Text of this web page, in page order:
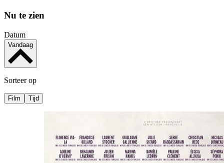
Nu te zien
Datum
Vandaag
Sorteer op
Film Tijd